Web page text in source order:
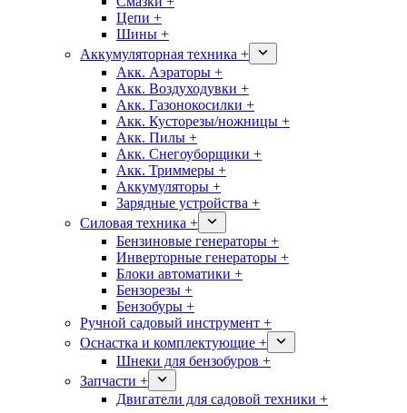
Цепи +
Шины +
Аккумуляторная техника +
Акк. Аэраторы +
Акк. Воздуходувки +
Акк. Газонокосилки +
Акк. Кусторезы/ножницы +
Акк. Пилы +
Акк. Снегоуборщики +
Акк. Триммеры +
Аккумуляторы +
Зарядные устройства +
Силовая техника +
Бензиновые генераторы +
Инверторные генераторы +
Блоки автоматики +
Бензорезы +
Бензобуры +
Ручной садовый инструмент +
Оснастка и комплектующие +
Шнеки для бензобуров +
Запчасти +
Двигатели для садовой техники +